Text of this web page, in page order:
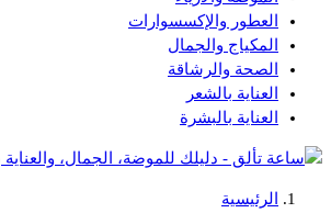
العطور والإكسسوارات
المكياج والجمال
الصحة والرشاقة
العناية بالشعر
العناية بالبشرة
دليلك للموضة، الجمال، والعناية بالبشرة والشعر
الرئيسية